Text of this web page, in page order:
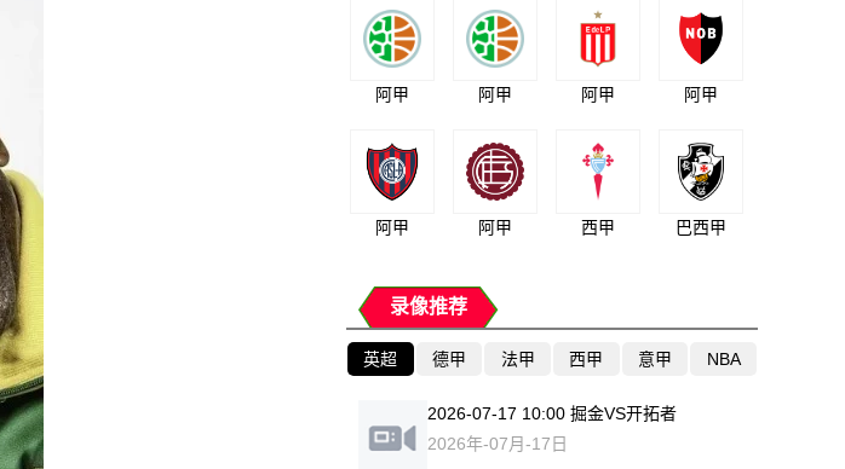
阿甲 阿甲 阿甲 阿甲
阿甲 阿甲 西甲 巴西甲
录像推荐
英超 德甲 法甲 西甲 意甲 NBA
2026-07-17 10:00 掘金VS开拓者
2026年-07月-17日